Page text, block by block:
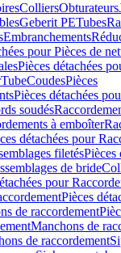
ColliersObturateurs
Geberit PETubes
Embranchements
pour Pièces de
Pièces détachées
CoudesPièces
Pièces détachées
soudés
à emboîter
détachées pour
filetésPièces
de bride
pour
Pièces
de raccordement
Manchons de
de raccordement